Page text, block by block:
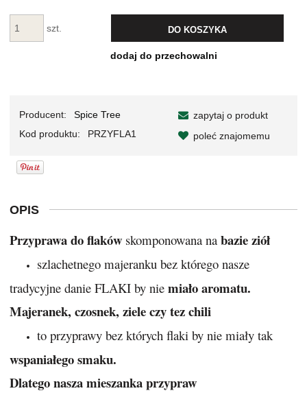
szt. DO KOSZYKA
dodaj do przechowalni
Producent:
Spice Tree
Kod produktu:
PRZYFLA1
zapytaj o produkt
poleć znajomemu
OPIS
Przyprawa do flaków skomponowana na bazie ziół
szlachetnego majeranku bez którego nasze
tradycyjne danie FLAKI by nie miało aromatu.
Majeranek, czosnek, ziele czy tez chili
to przyprawy bez których flaki by nie miały tak
wspaniałego smaku.
Dlatego nasza mieszanka przypraw